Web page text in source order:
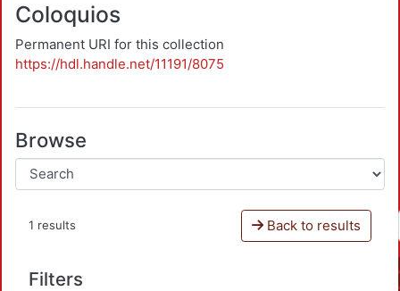
Coloquios
Permanent URI for this collection
https://hdl.handle.net/11191/8075
Browse
1 results Back to results
Filters